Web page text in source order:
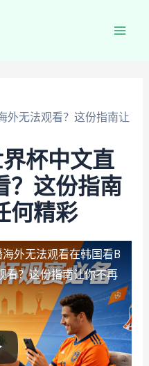
外无法观看？这份指南让
杯中文直
？这份指南
何精彩
外无法观看在韩国看B
看？这份指南让你不再